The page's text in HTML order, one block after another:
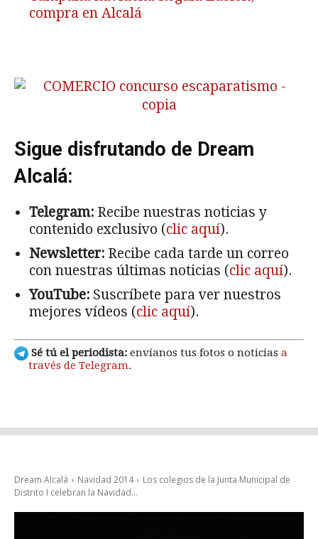
compra en Alcalá
Sigue disfrutando de Dream
Alcalá:
Telegram: Recibe nuestras noticias y
contenido exclusivo (clic aquí).
Newsletter: Recibe cada tarde un correo
con nuestras últimas noticias (clic aquí).
YouTube: Suscríbete para ver nuestros
mejores vídeos (clic aquí).
Sé tú el periodista: envíanos tus fotos o noticias a
través de Telegram.